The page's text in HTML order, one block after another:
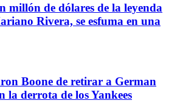
millón de dólares de la leyenda
Rivera, se esfuma en una
Boone de retirar a German
la derrota de los Yankees